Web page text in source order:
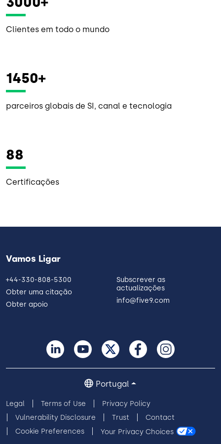
Clientes em todo o mundo
1450+
parceiros globais de SI, canal e tecnologia
88
Certificações
Vamos Ligar
+44-330-808-5300
Obter uma citação
Obter apoio
Subscrever as
actualizações
info@five9.com
Legal Terms of Use
Privacy Policy
Vulnerability Disclosure
Trust
Contact
Cookie Preferences
Your Privacy Choices
Portugal